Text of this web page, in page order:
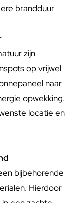
brandduur
zijn
op vrijwel
naar
opwekking.
locatie en
bijbehorende
Hierdoor